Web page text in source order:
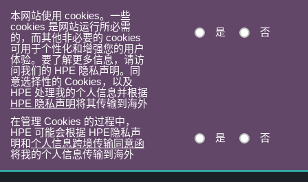
本网站使用 cookies。一些
cookies 是网站运行所必需
的，而其他非必要的 cookies
可用于个性化和增强您的用户
体验。要了解更多信息，请访
问我们的 HPE 隐私声明。同
意选择性的 Cookies，以及
HPE 处理我的个人信息并根据
HPE 隐私声明将其传输到海外
是 否
在管理 Cookies 的过程中，
HPE 可能会根据 HPE隐私声
明和个人信息跨境传输同意函
将我的个人信息传输到海外
是 否